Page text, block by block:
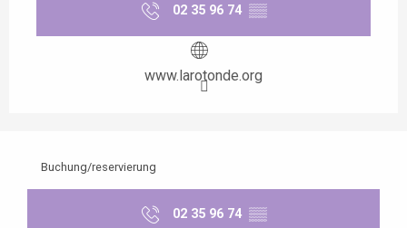
02 35 96 74 ▒▒
www.larotonde.org
Buchung/reservierung
02 35 96 74 ▒▒